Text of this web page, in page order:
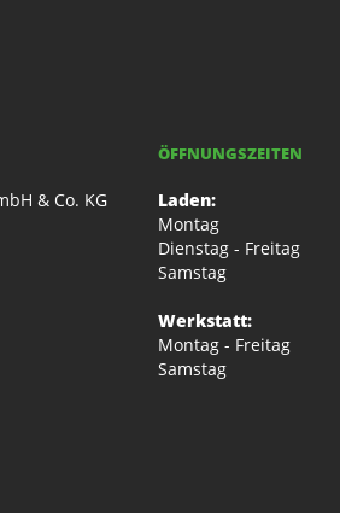
& Co. KG
ÖFFNUNGSZEITEN
Laden:
Montag
Dienstag - Freitag
Samstag
Werkstatt:
Montag - Freitag
Samstag